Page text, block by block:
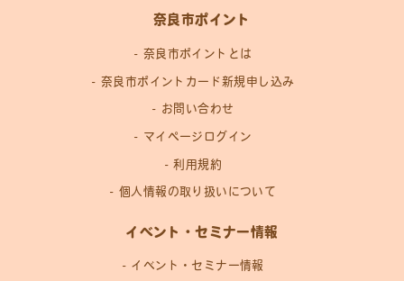
奈良市ポイント
奈良市ポイントとは
奈良市ポイントカード新規申し込み
お問い合わせ
マイページログイン
利用規約
個人情報の取り扱いについて
イベント・セミナー情報
イベント・セミナー情報